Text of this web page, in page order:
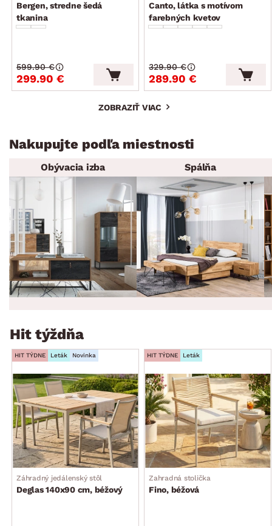
Bergen, stredne šedá
tkanina
299.90 €
599.90 €
Canto, látka s motívom
farebných kvetov
289.90 €
329.90 €
ZOBRAZIŤ VIAC
Nakupujte podľa miestnosti
Obývacia izba Spálňa
Hit týždňa
HIT TÝDNE Leták Novinka
Záhradný jedálenský stôl
Deglas 140x90 cm, béžový
HIT TÝDNE Leták
Zahradná stolička
Fino, béžová